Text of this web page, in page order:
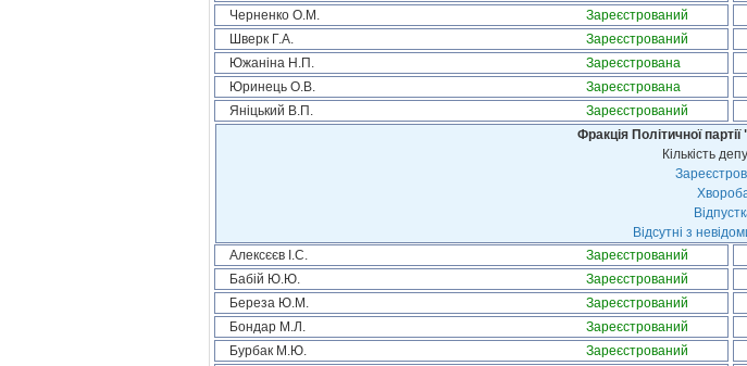
Черненко О.М.
Зареєстрований
Шверк Г.А.
Зареєстрований
Южаніна Н.П.
Зареєстрована
Юринець О.В.
Зареєстрована
Яніцький В.П.
Зареєстрований
Фракція Політичної
Кількість
Відсутні з
Алексєєв І.С.
Зареєстрований
Бабій Ю.Ю.
Зареєстрований
Береза Ю.М.
Зареєстрований
Бондар М.Л.
Зареєстрований
Бурбак М.Ю.
Зареєстрований